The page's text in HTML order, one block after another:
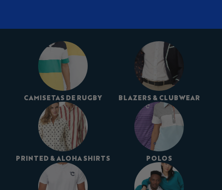
CAMISETAS DE RUGBY BLAZERS & CLUBWEAR
PRINTED & ALOHA SHIRTS POLOS